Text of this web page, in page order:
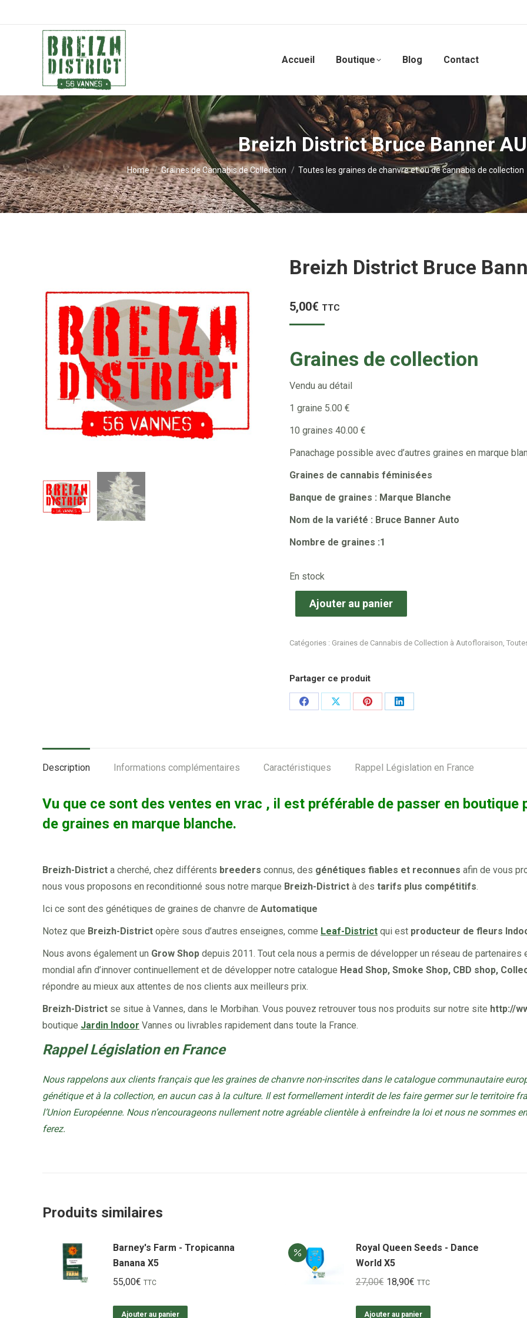
Accueil Boutique Blog Contact
Breizh District Bruce Banner
You are here:
Home Graines de Cannabis de Collection Toutes les graines de chanvre et ou de cannabis de collection
Breizh District Bruce
5,00€ TTC
Graines de collection
Vendu au détail
1 graine 5.00 €
10 graines 40.00 €
Panachage possible avec d’autres graines en marque
Graines de cannabis féminisées
Banque de graines : Marque Blanche
Nom de la variété : Bruce Banner Auto
Nombre de graines :1
En stock
Ajouter au panier
Catégories : Graines de Cannabis de Collection à Autofloraison,
Partager ce produit
Share
Share
Share
Share
Description Informations complémentaires Caractéristiques Rappel Législation en France
Vu que ce sont des ventes en vrac , il est préférable de passer en
de graines en marque blanche.
Breizh-District a cherché, chez différents breeders connus, des génétiques fiables et reconnues afin de vous
nous vous proposons en reconditionné sous notre marque Breizh-District à des tarifs plus compétitifs.
Ici ce sont des génétiques de graines de chanvre de Automatique
Notez que Breizh-District opère sous d’autres enseignes, comme Leaf-District qui est producteur de fleurs
Nous avons également un Grow Shop depuis 2011. Tout cela nous a permis de développer un réseau de
mondial afin d’innover continuellement et de développer notre catalogue Head Shop, Smoke Shop, CBD shop,
répondre au mieux aux attentes de nos clients aux meilleurs prix.
Breizh-District se situe à Vannes, dans le Morbihan. Vous pouvez retrouver tous nos produits sur notre site http://
boutique Jardin Indoor Vannes ou livrables rapidement dans toute la France.
Rappel Législation en France
Nous rappelons aux clients français que les graines de chanvre non-inscrites dans le catalogue communautaire
génétique et à la collection, en aucun cas à la culture. Il est formellement interdit de les faire germer sur le territoire
l’Union Européenne. Nous n’encourageons nullement notre agréable clientèle à enfreindre la loi et nous ne sommes
ferez.
Produits similaires
Barney's Farm - Tropicanna
Banana X5
55,00€ TTC
Ajouter au panier
Royal Queen Seeds - Dance
World X5
27,00€ Le
initial
18,90€Le
actuel
TTC
Ajouter au panier